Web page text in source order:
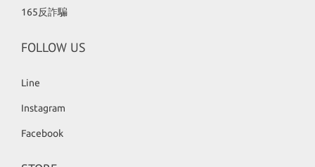
165反詐騙
FOLLOW US
Line
Instagram
Facebook